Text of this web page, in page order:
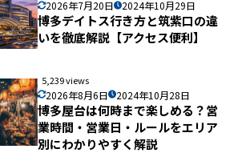
2026年7月20日 2024年10月29日
博多デイトス行き方と筑紫口の違
いを徹底解説【アクセス便利】
5,239 views
2026年8月6日 2024年10月28日
博多屋台は何時まで楽しめる？営
業時間・営業日・ルールをエリア
別にわかりやすく解説